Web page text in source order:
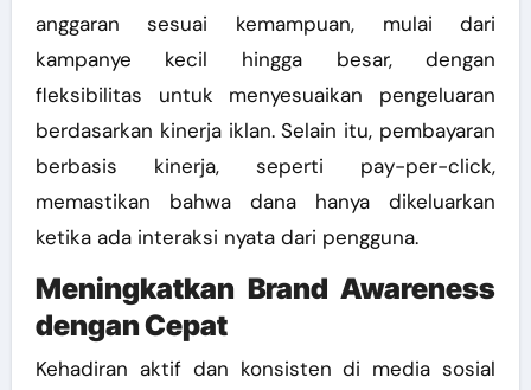
anggaran sesuai kemampuan, mulai dari
kampanye kecil hingga besar, dengan
fleksibilitas untuk menyesuaikan pengeluaran
berdasarkan kinerja iklan. Selain itu, pembayaran
berbasis kinerja, seperti pay-per-click,
memastikan bahwa dana hanya dikeluarkan
ketika ada interaksi nyata dari pengguna.
Meningkatkan Brand Awareness
dengan Cepat
Kehadiran aktif dan konsisten di media sosial